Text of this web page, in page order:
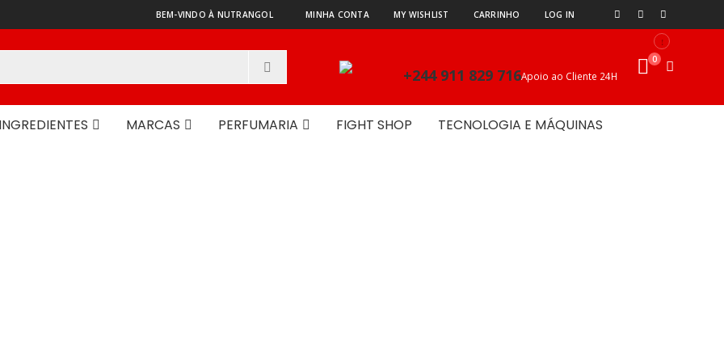
BEM-VINDO À NUTRANGOL MINHA CONTA MY WISHLIST CARRINHO LOG IN
+244 911 829 716Apoio ao Cliente 24H
0
INGREDIENTES MARCAS PERFUMARIA FIGHT SHOP TECNOLOGIA E MÁQUINAS